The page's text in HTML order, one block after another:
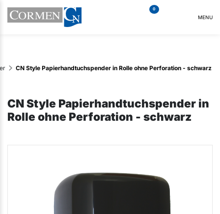
0
MENU
CN Style Papierhandtuchspender in Rolle ohne Perforation - schwarz
CN Style Papierhandtuchspender in
Rolle ohne Perforation - schwarz